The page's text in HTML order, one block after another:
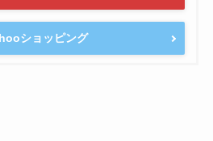
ショッピング